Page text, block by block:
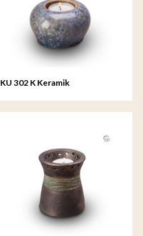
KU 302 K Keramik